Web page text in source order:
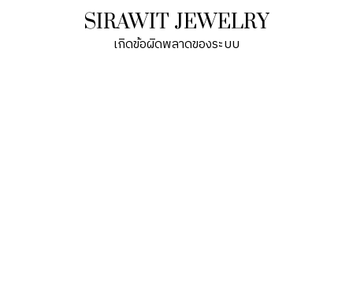
SIRAWIT JEWELRY
เกิดข้อผิดพลาดของระบบ